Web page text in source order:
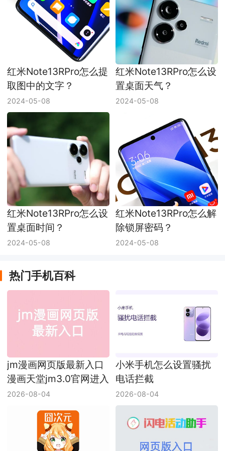
红米Note13RPro怎么提
取图中的文字？
2024-05-08
红米Note13RPro怎么设
置桌面天气？
2024-05-08
红米Note13RPro怎么设
置桌面时间？
2024-05-08
红米Note13RPro怎么解
除锁屏密码？
2024-05-08
热门手机百科
jm漫画网页版最新入口
漫画天堂jm3.0官网进入
2026-08-04
小米手机怎么设置骚扰
电话拦截
2026-08-04